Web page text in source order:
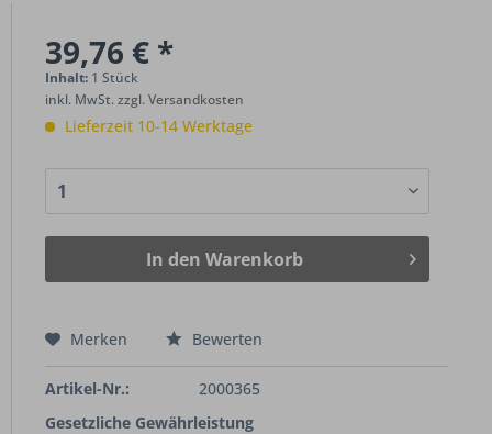
39,76 € *
Inhalt: 1 Stück
inkl. MwSt.zzgl. Versandkosten
Lieferzeit 10-14 Werktage
In den Warenkorb
Merken Bewerten
Artikel-Nr.:
2000365
Gesetzliche Gewährleistung